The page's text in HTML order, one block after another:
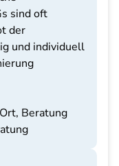
sind oft
der
und individuell
Beratung